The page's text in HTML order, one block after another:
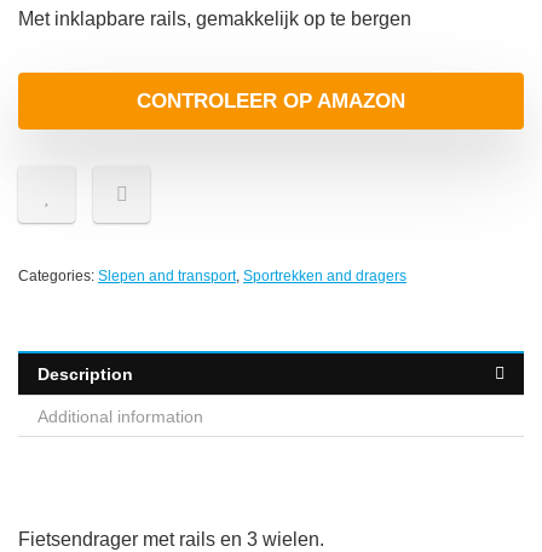
Met inklapbare rails, gemakkelijk op te bergen
CONTROLEER OP AMAZON
Categories: Slepen and transport, Sportrekken and dragers
Description
Additional information
Fietsendrager met rails en 3 wielen.